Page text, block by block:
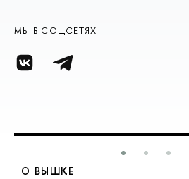
МЫ В СОЦСЕТЯХ
О ВЫШКЕ